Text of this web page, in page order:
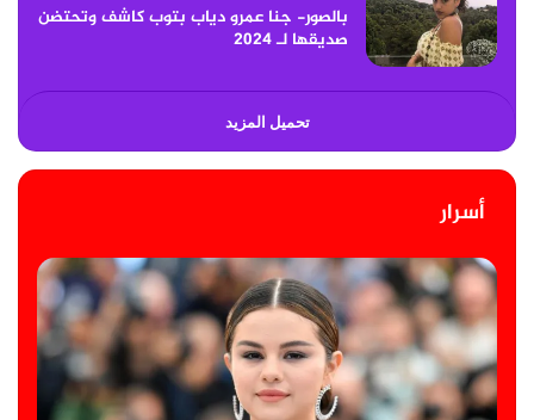
بالصور- جنا عمرو دياب بتوب كاشف وتحتضن
صديقها لـ 2024
تحميل المزيد
أسرار